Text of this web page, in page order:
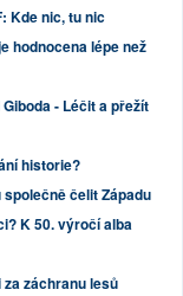
Kde nic, tu nic
hodnocena lépe než
- Léčit a přežít
historie?
čelit Západu
K 50. výročí alba
záchranu lesů